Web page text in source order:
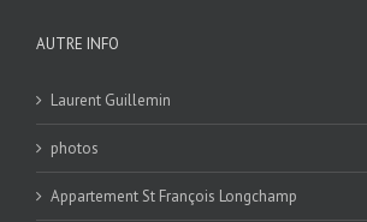
AUTRE INFO
Laurent Guillemin
photos
Appartement St François Longchamp